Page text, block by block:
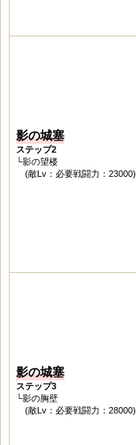
影の城塞
ステップ2
└影の望楼
(敵Lv：必要戦闘力：23000)
影の城塞
ステップ3
└影の胸壁
(敵Lv：必要戦闘力：28000)